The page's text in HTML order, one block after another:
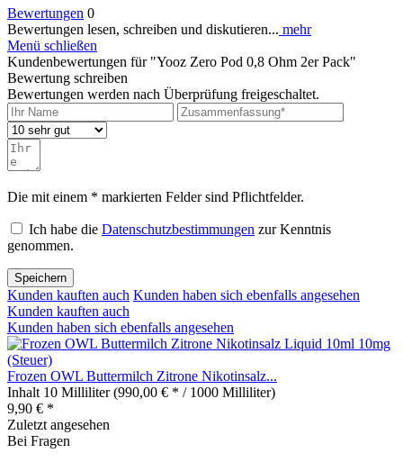
Bewertungen 0
Bewertungen lesen, schreiben und diskutieren... mehr
Menü schließen
Kundenbewertungen für "Yooz Zero Pod 0,8 Ohm 2er Pack"
Bewertung schreiben
Bewertungen werden nach Überprüfung freigeschaltet.
Die mit einem * markierten Felder sind Pflichtfelder.
Ich habe die Datenschutzbestimmungen zur Kenntnis
genommen.
Speichern
Kunden kauften auch Kunden haben sich ebenfalls angesehen
Kunden kauften auch
Kunden haben sich ebenfalls angesehen
Frozen OWL Buttermilch Zitrone Nikotinsalz...
Inhalt 10 Milliliter(990,00 € * / 1000 Milliliter)
9,90 € *
Zuletzt angesehen
Bei Fragen